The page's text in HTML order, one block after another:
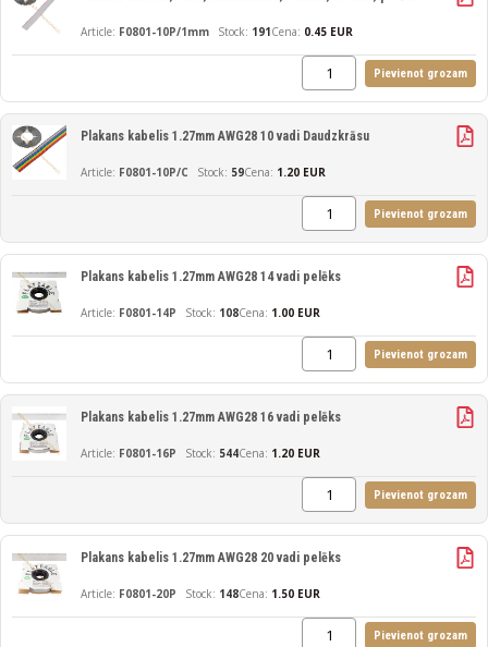
F0801-10P/1mm 191Cena: 0.45 EUR
Pievienot grozam
F0801-10P/C
Plakans kabelis 1.27mm AWG28 10 vadi Daudzkrāsu
59Cena: 1.20 EUR
Pievienot grozam
F0801-14P
Plakans kabelis 1.27mm AWG28 14 vadi pelēks
108Cena: 1.00 EUR
Pievienot grozam
F0801-16P
Plakans kabelis 1.27mm AWG28 16 vadi pelēks
544Cena: 1.20 EUR
Pievienot grozam
F0801-20P
Plakans kabelis 1.27mm AWG28 20 vadi pelēks
148Cena: 1.50 EUR
Pievienot grozam